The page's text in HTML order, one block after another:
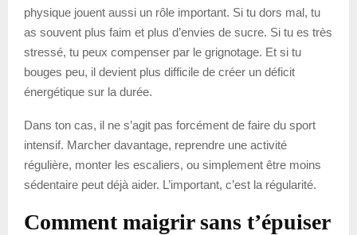
physique jouent aussi un rôle important. Si tu dors mal, tu
as souvent plus faim et plus d’envies de sucre. Si tu es très
stressé, tu peux compenser par le grignotage. Et si tu
bouges peu, il devient plus difficile de créer un déficit
énergétique sur la durée.
Dans ton cas, il ne s’agit pas forcément de faire du sport
intensif. Marcher davantage, reprendre une activité
régulière, monter les escaliers, ou simplement être moins
sédentaire peut déjà aider. L’important, c’est la régularité.
Comment maigrir sans t’épuiser